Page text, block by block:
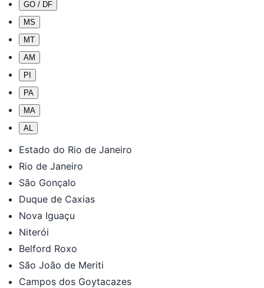
GO / DF
MS
MT
AM
PI
PA
MA
AL
Estado do Rio de Janeiro
Rio de Janeiro
São Gonçalo
Duque de Caxias
Nova Iguaçu
Niterói
Belford Roxo
São João de Meriti
Campos dos Goytacazes